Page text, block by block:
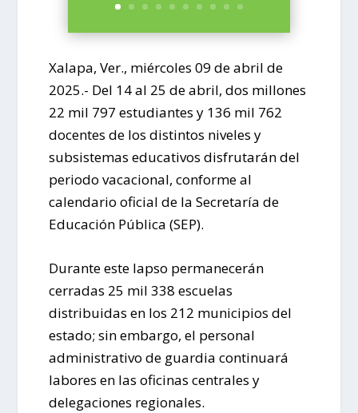
Xalapa, Ver., miércoles 09 de abril de
2025.- Del 14 al 25 de abril, dos millones
22 mil 797 estudiantes y 136 mil 762
docentes de los distintos niveles y
subsistemas educativos disfrutarán del
periodo vacacional, conforme al
calendario oficial de la Secretaría de
Educación Pública (SEP).
Durante este lapso permanecerán
cerradas 25 mil 338 escuelas
distribuidas en los 212 municipios del
estado; sin embargo, el personal
administrativo de guardia continuará
labores en las oficinas centrales y
delegaciones regionales.